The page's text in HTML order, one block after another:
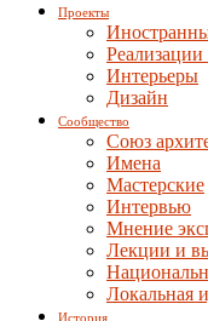
Проекты
Реализации
Интерьеры
Дизайн
Сообщество
Союз
Имена
Мастерские
Интервью
Мнение
Лекции и
Локальная
История